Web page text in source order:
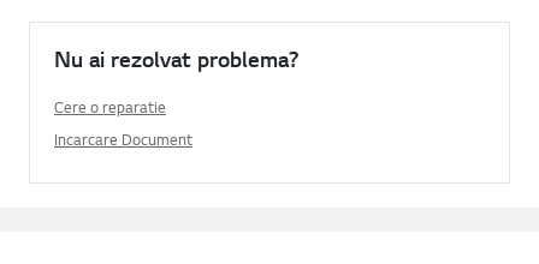
Nu ai rezolvat problema?
Cere o reparatie
Incarcare Document